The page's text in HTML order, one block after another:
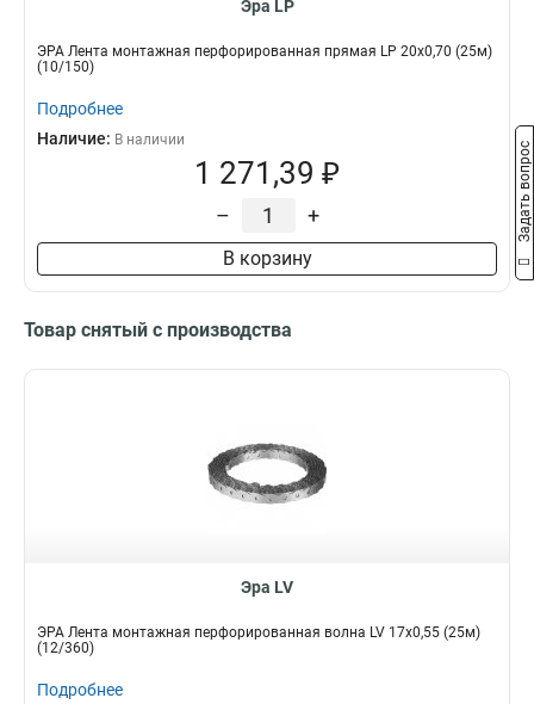
Эра LP
ЭРА Лента монтажная перфорированная прямая LP 20х0,70 (25м)
(10/150)
Подробнее
Наличие: В наличии
1 271,39 ₽
– +
В корзину
Товар снятый с производства
Эра LV
ЭРА Лента монтажная перфорированная волна LV 17х0,55 (25м)
(12/360)
Подробнее
Задать вопрос